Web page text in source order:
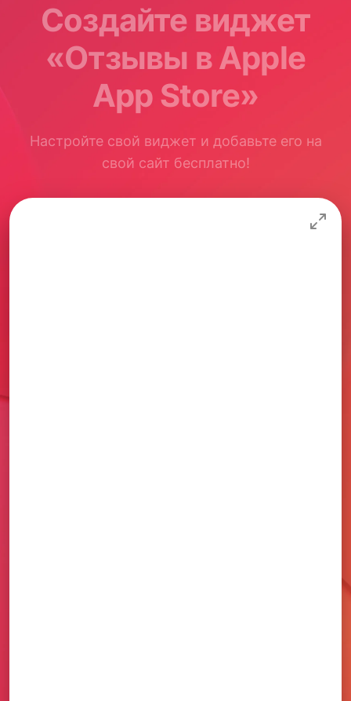
Создайте виджет
«Отзывы в Apple
App Store»
Настройте свой виджет и добавьте его на
свой сайт бесплатно!